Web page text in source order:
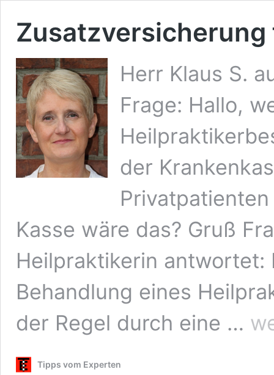
Herr Klaus S.
Frage: Hallo,
der
Kasse wäre das? Gruß
Heilpraktikerin antwortet:
Behandlung eines
der Regel durch eine …
für
Tipps vom Experten